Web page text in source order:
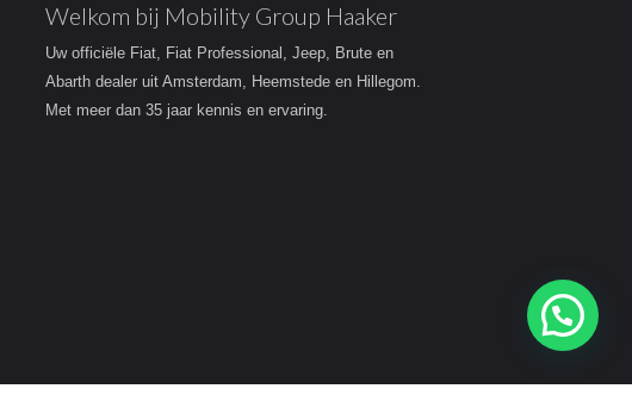
Welkom bij Mobility Group Haaker
Uw officiële Fiat, Fiat Professional, Jeep, Brute en
Abarth dealer uit Amsterdam, Heemstede en Hillegom.
Met meer dan 35 jaar kennis en ervaring.